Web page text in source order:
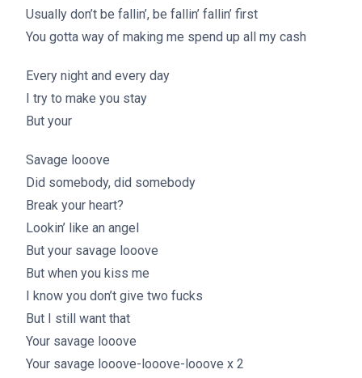
Usually don’t be fallin’, be fallin’ fallin’ first
You gotta way of making me spend up all my cash
Every night and every day
I try to make you stay
But your
Savage looove
Did somebody, did somebody
Break your heart?
Lookin’ like an angel
But your savage looove
But when you kiss me
I know you don’t give two fucks
But I still want that
Your savage looove
Your savage looove-looove-looove x 2